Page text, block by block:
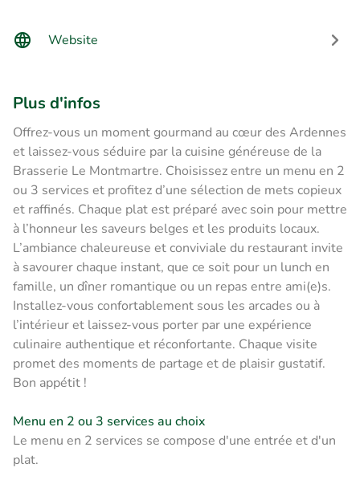
Website
Plus d'infos
Offrez-vous un moment gourmand au cœur des Ardennes
et laissez-vous séduire par la cuisine généreuse de la
Brasserie Le Montmartre. Choisissez entre un menu en 2
ou 3 services et profitez d’une sélection de mets copieux
et raffinés. Chaque plat est préparé avec soin pour mettre
à l’honneur les saveurs belges et les produits locaux.
L’ambiance chaleureuse et conviviale du restaurant invite
à savourer chaque instant, que ce soit pour un lunch en
famille, un dîner romantique ou un repas entre ami(e)s.
Installez-vous confortablement sous les arcades ou à
l’intérieur et laissez-vous porter par une expérience
culinaire authentique et réconfortante. Chaque visite
promet des moments de partage et de plaisir gustatif.
Bon appétit !
Menu en 2 ou 3 services au choix
Le menu en 2 services se compose d'une entrée et d'un
plat.